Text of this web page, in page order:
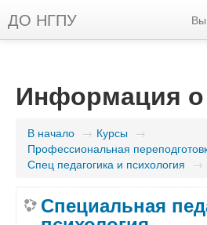
ДО НГПУ
Информация о
В начало → Курсы →
Профессиональная
Спец педагогика и психология →
Специальная